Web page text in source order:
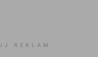
REKLAM